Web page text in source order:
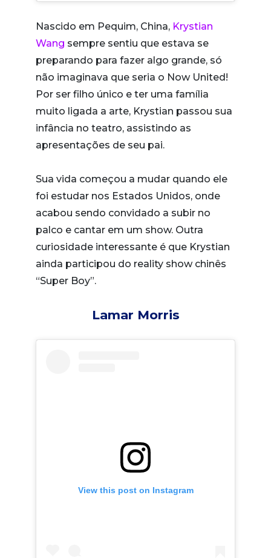
Nascido em Pequim, China, Krystian
Wang sempre sentiu que estava se
preparando para fazer algo grande, só
não imaginava que seria o Now United!
Por ser filho único e ter uma família
muito ligada a arte, Krystian passou sua
infância no teatro, assistindo as
apresentações de seu pai.
Sua vida começou a mudar quando ele
foi estudar nos Estados Unidos, onde
acabou sendo convidado a subir no
palco e cantar em um show. Outra
curiosidade interessante é que Krystian
ainda participou do reality show chinês
“Super Boy”.
Lamar Morris
View this post on Instagram